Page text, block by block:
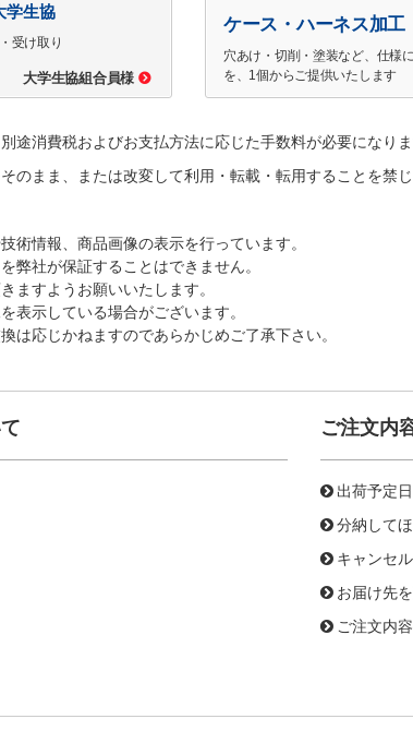
学生協
受け取り
大学生協組合員様
ケース・ハーネス加工
穴あけ・切削・塗装など、仕様
を、1個からご提供いたします
消費税およびお支払方法に応じた手数料が必要になりま
まま、または改変して利用・転載・転用することを禁じ
情報、商品画像の表示を行っています。
弊社が保証することはできません。
ますようお願いいたします。
表示している場合がございます。
は応じかねますのであらかじめご了承下さい。
ご注文内
出荷予定
分納して
キャンセ
お届け先
ご注文内